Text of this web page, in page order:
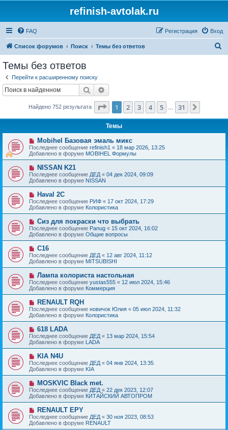
refinish-avtolak.ru
FAQ Вход
Регистрация
Список форумов Поиск Темы без ответов
Темы без ответов
Перейти к расширенному поиску
Поиск
Найдено 752 результата Страница из 31
1 2 3 4 5 31
Темы
Н
о
в
о
е
с
о
о
б
щ
е
н
и
е
Mobihel Базовая эмаль микс
Последнее сообщение refinish1 « 18 мар 2026, 13:25
Добавлено в форуме MOBIHEL Формулы
Н
о
в
о
е
с
о
о
б
щ
е
н
и
е
NISSAN K21
Последнее сообщение ДЕД « 04 дек 2024, 09:09
Добавлено в форуме NISSAN
Н
о
в
о
с
о
о
б
щ
е
н
и
е
Haval 2C
Последнее сообщение РИФ « 17 окт 2024, 17:29
Добавлено в форуме Колористика
Н
о
в
о
с
о
о
б
щ
е
н
и
е
Сиз для покраски что выбрать
Последнее сообщение Panug « 15 окт 2024, 16:02
Добавлено в форуме Общие вопросы
Н
о
в
о
с
о
о
б
щ
е
н
и
е
C16
Последнее сообщение ДЕД « 12 авг 2024, 11:12
Добавлено в форуме MITSUBISHI
Н
о
в
о
е
с
о
о
б
щ
е
н
и
е
Лампа колориста настольная
Последнее сообщение yustas555 « 12 июл 2024, 15:46
Добавлено в форуме Коммерция
Н
о
в
о
с
о
о
б
щ
е
н
и
е
RENAULT RQH
Последнее сообщение новичок Юлия « 05 июл 2024, 11:32
Добавлено в форуме Колористика
Н
о
в
о
е
с
о
о
б
щ
е
н
и
е
618 LADA
Последнее сообщение ДЕД « 13 мар 2024, 15:54
Добавлено в форуме LADA
Н
о
в
о
е
с
о
о
б
щ
е
н
и
KIA N4U
Последнее сообщение ДЕД « 04 янв 2024, 13:35
Добавлено в форуме KIA
Н
о
в
о
е
с
о
о
MOSKVIC Black met.
Последнее сообщение ДЕД « 22 дек 2023, 12:07
Добавлено в форуме КИТАЙСКИЙ АВТОПРОМ
Н
о
в
о
RENAULT EPY
Последнее сообщение ДЕД « 30 ноя 2023, 08:53
Добавлено в форуме RENAULT